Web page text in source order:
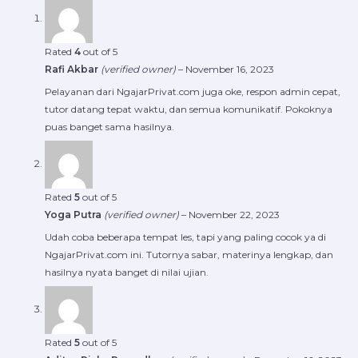
Rated 4 out of 5
Rafi Akbar (verified owner) – November 16, 2023
Pelayanan dari NgajarPrivat.com juga oke, respon admin cepat,
tutor datang tepat waktu, dan semua komunikatif. Pokoknya
puas banget sama hasilnya.
Rated 5 out of 5
Yoga Putra (verified owner) – November 22, 2023
Udah coba beberapa tempat les, tapi yang paling cocok ya di
NgajarPrivat.com ini. Tutornya sabar, materinya lengkap, dan
hasilnya nyata banget di nilai ujian.
Rated 5 out of 5